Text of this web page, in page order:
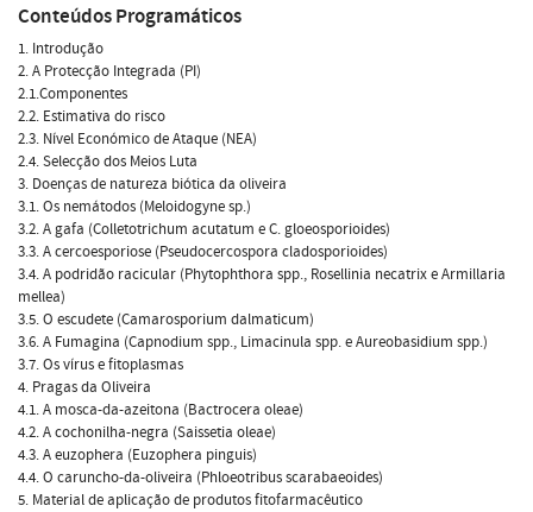
Conteúdos Programáticos
1. Introdução
2. A Protecção Integrada (PI)
2.1.Componentes
2.2. Estimativa do risco
2.3. Nível Económico de Ataque (NEA)
2.4. Selecção dos Meios Luta
3. Doenças de natureza biótica da oliveira
3.1. Os nemátodos (Meloidogyne sp.)
3.2. A gafa (Colletotrichum acutatum e C. gloeosporioides)
3.3. A cercoesporiose (Pseudocercospora cladosporioides)
3.4. A podridão racicular (Phytophthora spp., Rosellinia necatrix e Armillaria
mellea)
3.5. O escudete (Camarosporium dalmaticum)
3.6. A Fumagina (Capnodium spp., Limacinula spp. e Aureobasidium spp.)
3.7. Os vírus e fitoplasmas
4. Pragas da Oliveira
4.1. A mosca-da-azeitona (Bactrocera oleae)
4.2. A cochonilha-negra (Saissetia oleae)
4.3. A euzophera (Euzophera pinguis)
4.4. O caruncho-da-oliveira (Phloeotribus scarabaeoides)
5. Material de aplicação de produtos fitofarmacêutico